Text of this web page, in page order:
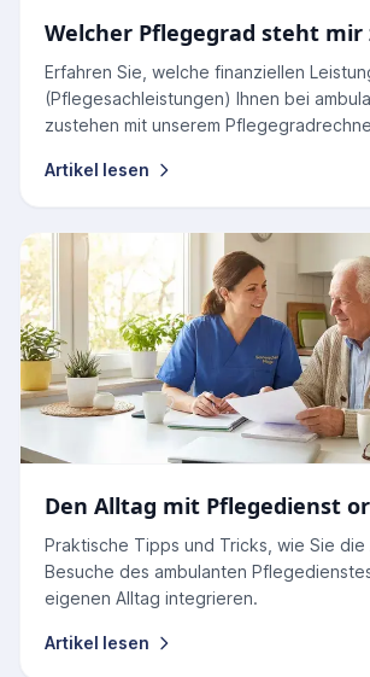
Welcher Pflegegrad steht mir
Erfahren Sie, welche finanziellen
(Pflegesachleistungen) Ihnen bei
zustehen mit unserem
Artikel lesen
Den Alltag mit Pflegedienst
Praktische Tipps und Tricks, wie Sie die
Besuche des ambulanten
eigenen Alltag integrieren.
Artikel lesen